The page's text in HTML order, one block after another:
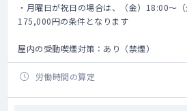
・月曜日が祝日の場合は、（金）18:00～
175,000円の条件となります
屋内の受動喫煙対策：あり（禁煙）
労働時間の算定